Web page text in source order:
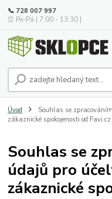
📞 728 007 997
⏰ Po-Pá | 7:00 - 13:30 |
Úvod
Souhlas se
zákaznické spokojenosti od Favi.cz
Souhlas se
údajů pro
zákaznické